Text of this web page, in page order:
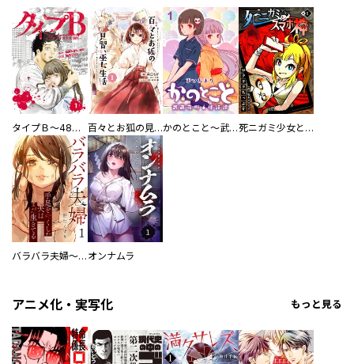
タイプＢ～48時間後、致死率100％～【単話】 百々とお狐の見習い巫女生活【単行本版】 かのとこと～武蔵花町怪話譚～ 【連載版】 死ニガミ少女とスマホ神
バラバラ夫婦～手足をなくした夫はまだ生きてる オンナムラ
アニメ化・実写化 もっと見る